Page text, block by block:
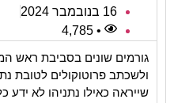
16 בנובמבר 2024
• 4,785
גורמים שונים בסביבת ראש
שייראה כאילו נתניהו לא